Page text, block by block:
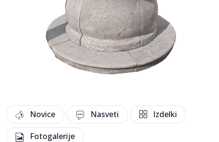
Novice Nasveti Izdelki
Fotogalerije